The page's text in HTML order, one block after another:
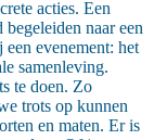
acties. Een
naar een
evenement: het
samenleving.
te doen. Zo
trots op kunnen
en maten. Er is